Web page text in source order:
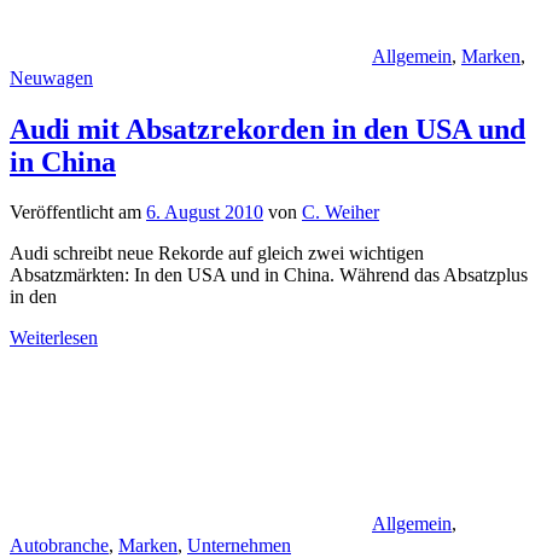
Allgemein, Marken,
Neuwagen
Audi mit Absatzrekorden in den USA und
in China
Veröffentlicht am 6. August 2010 von C. Weiher
Audi schreibt neue Rekorde auf gleich zwei wichtigen
Absatzmärkten: In den USA und in China. Während das Absatzplus
in den
Weiterlesen
Allgemein,
Autobranche, Marken, Unternehmen